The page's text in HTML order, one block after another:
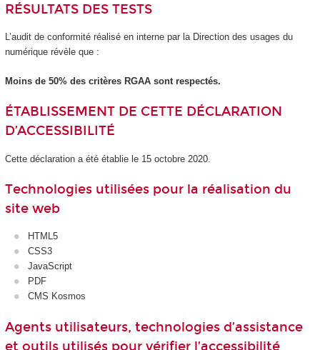
RÉSULTATS DES TESTS
L’audit de conformité réalisé en interne par la Direction des usages du
numérique révèle que :
Moins de 50% des critères RGAA sont respectés.
ÉTABLISSEMENT DE CETTE DÉCLARATION
D’ACCESSIBILITÉ
Cette déclaration a été établie le 15 octobre 2020.
Technologies utilisées pour la réalisation du
site web
HTML5
CSS3
JavaScript
PDF
CMS Kosmos
Agents utilisateurs, technologies d’assistance
et outils utilisés pour vérifier l’accessibilité